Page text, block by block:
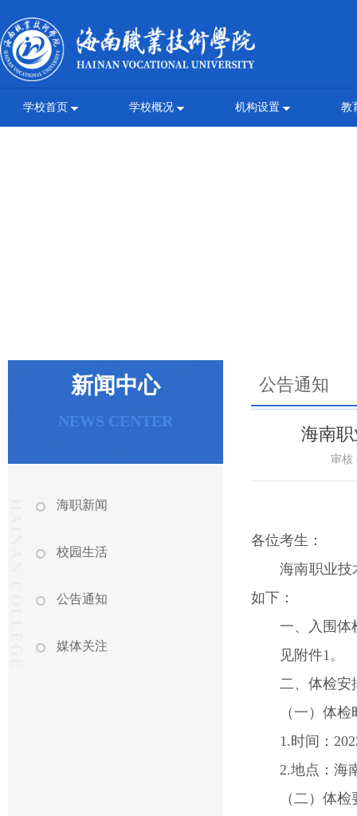
学校首页 学校概况 机构设置 教
新闻中心
NEWS CENTER
海职新闻
校园生活
公告通知
媒体关注
公告通知
海南
审核
各位考生：
海南职业技
如下：
一、入围体
见附件1。
二、体检安
（一）体
1.时间：
2.地点：海
（二）体检